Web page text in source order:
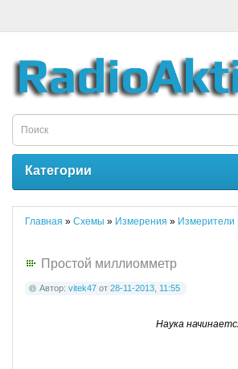
Категории
Главная » Схемы » Измерения » Измерители
Простой миллиомметр
Автор: vitek47 от 28-11-2013, 11:55
Наука